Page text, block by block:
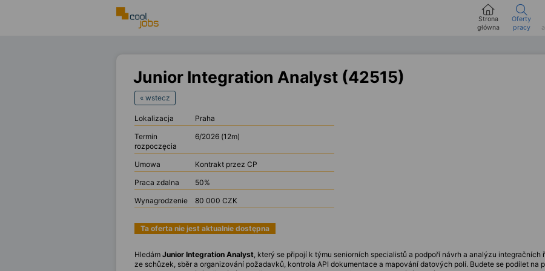
Strona
główna
Oferty
pracy
Junior Integration Analyst (42515)
« wstecz
Lokalizacja
Praha
Termin
rozpoczęcia
6/2026 (12m)
Umowa
Kontrakt przez CP
Praca zdalna
50%
Wynagrodzenie
80 000 CZK
Ta oferta nie jest aktualnie dostępna
Hledám Junior Integration Analyst, který se připojí k týmu seniorních specialistů a podpoří návrh a analýzu integračních
ze schůzek, sběr a organizování požadavků, kontrola API dokumentace a mapování datových polí. Budete se podílet na